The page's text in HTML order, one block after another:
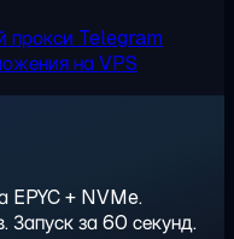
прокси Telegram
на VPS
EPYC + NVMe.
за 60 секунд.